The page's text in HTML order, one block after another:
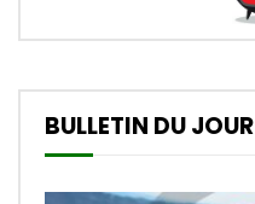
BULLETIN DU JOUR